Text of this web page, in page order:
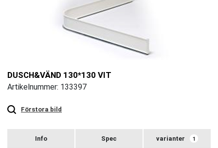
DUSCH&VÄND 130*130 VIT
Artikelnummer: 133397
Förstora bild
zoom
varianter 1